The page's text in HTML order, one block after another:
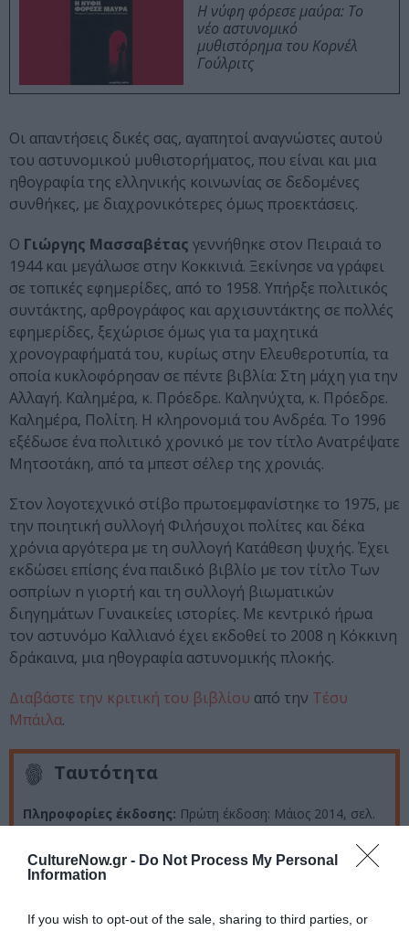
CultureNow.gr - Do Not Process My Personal
Information
If you wish to opt-out of the sale, sharing to third parties, or
Η νύφη φόρεσε μαύρα: Το
νέο αστυνομικό
μυθιστόρημα του Κορνέλ
Γούλριτς
Οι απαντήσεις δικές σας, αγαπητοί αναγνώστες αυτού
του αστυνομικού μυθιστορήματος, που είναι και μια
ηθογραφία της ελληνικής κοινωνίας σε δεδομένες
συνθήκες, με διαχρονικότερες όμως προεκτάσεις.
Ο Γιώργης Μασσαβέτας γεννήθηκε στον Πειραιά το
1944 και μεγάλωσε στην Κοκκινιά. Ξεκίνησε να γράφει
σε τοπικές εφημερίδες, από το 1958. Υπήρξε πολιτικός
συντάκτης, αρθρογράφος και αρχισυντάκτης σε πολλές
εφημερίδες, ξεχώρισε όμως για τα μαχητικά
χρονογραφήματά του, κυρίως στην Ελευθεροτυπία, τα
οποία κυκλοφόρησαν σε πέντε βιβλία: Στη μάχη για την
Αλλαγή. Καλημέρα, κ. Πρόεδρε. Καληνύχτα, κ. Πρόεδρε.
Καλημέρα, Πολίτη. Η κληρονομιά του Ανδρέα. Το 1996
εξέδωσε ένα πολιτικό χρονικό με τον τίτλο Ανατρέψατε
Μητσοτάκη, από τα μπεστ σέλερ της χρονιάς.
Στον λογοτεχνικό στίβο πρωτοεμφανίστηκε το 1975, με
την ποιητική συλλογή Φιλήσυχοι πολίτες και δέκα
χρόνια αργότερα με τη συλλογή Κατάθεση ψυχής. Έχει
εκδώσει επίσης ένα παιδικό βιβλίο με τον τίτλο Των
οσπρίων n γιορτή και τη συλλογή βιωματικών
διηγημάτων Γυναικείες ιστορίες. Με κεντρικό ήρωα
τον αστυνόμο Καλλιανό έχει εκδοθεί το 2008 η Κόκκινη
δράκαινα, μια ηθογραφία αστυνομικής πλοκής.
Διαβάστε την κριτική του βιβλίου από την Τέσυ
Μπάιλα.
Ταυτότητα
Πληροφορίες έκδοσης: Πρώτη έκδοση: Μάιος 2014, σελ.
μάθετε πρώτοι όλες τις ειδήσεις